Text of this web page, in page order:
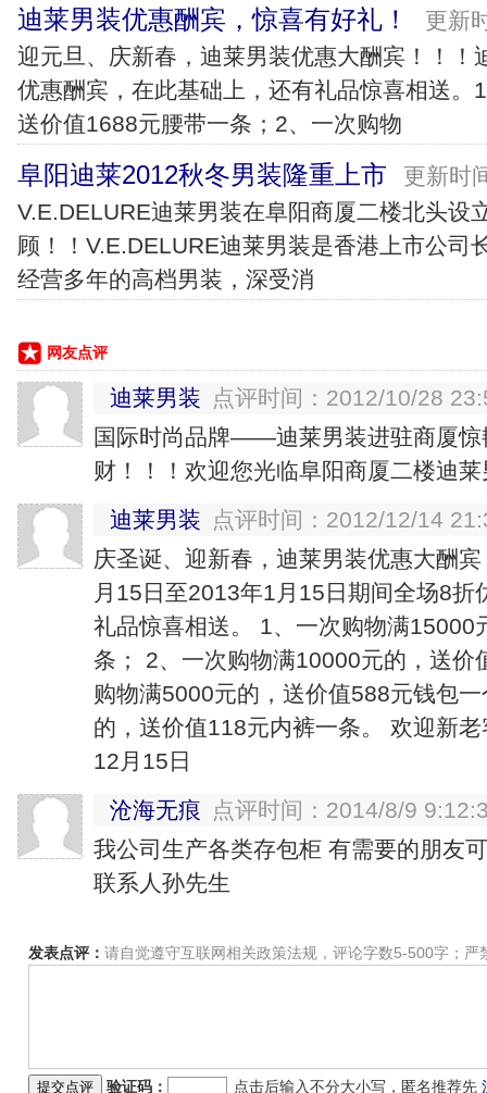
迪莱男装优惠酬宾，惊喜有好礼！
更新
迎元旦、庆新春，迪莱男装优惠大酬宾！！！
优惠酬宾，在此基础上，还有礼品惊喜相送。
送价值1688元腰带一条；2、一次购物
阜阳迪莱2012秋冬男装隆重上市
更新时
V.E.DELURE迪莱男装在阜阳商厦二楼北头设
顾！！V.E.DELURE迪莱男装是香港上市公司
经营多年的高档男装，深受消
网友点评
迪莱男装
点评时间：2012/10/28
国际时尚品牌——迪莱男装进驻商厦惊
财！！！欢迎您光临阜阳商厦二楼迪
迪莱男装
点评时间：2012/12/14
庆圣诞、迎新春，迪莱男装优惠大酬
月15日至2013年1月15日期间全场8折
礼品惊喜相送。 1、一次购物满15000
条； 2、一次购物满10000元的，送价
购物满5000元的，送价值588元钱包
的，送价值118元内裤一条。 欢迎新
12月15日
沧海无痕
点评时间：2014/8/9
我公司生产各类存包柜 有需要的朋友
联系人孙先生
发表点评： 请自觉遵守互联网相关政策法规，评论字数5-500字；
验证码： 点击后输入不分大小写，匿名推荐先